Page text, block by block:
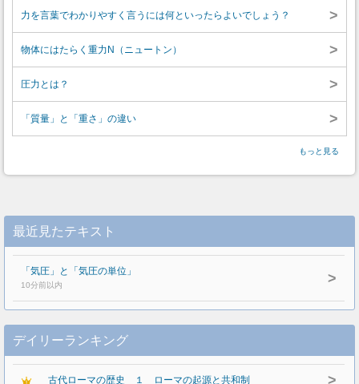
力を言葉でわかりやすく言うには何といったらよいでしょう？ >
物体にはたらく重力N（ニュートン） >
圧力とは？ >
「質量」と「重さ」の違い >
もっと見る
最近見たテキスト
「気圧」と「気圧の単位」
10分前以内 >
デイリーランキング
古代ローマの歴史 １ ローマの起源と共和制 >